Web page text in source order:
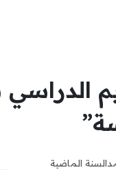
السنة الماضية